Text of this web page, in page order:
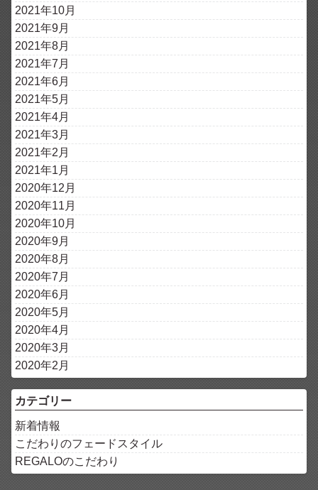
2021年10月
2021年9月
2021年8月
2021年7月
2021年6月
2021年5月
2021年4月
2021年3月
2021年2月
2021年1月
2020年12月
2020年11月
2020年10月
2020年9月
2020年8月
2020年7月
2020年6月
2020年5月
2020年4月
2020年3月
2020年2月
カテゴリー
新着情報
こだわりのフェードスタイル
REGALOのこだわり